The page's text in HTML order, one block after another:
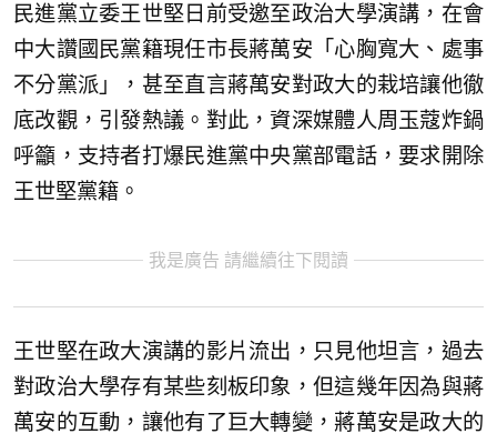
民進黨立委王世堅日前受邀至政治大學演講，在會
中大讚國民黨籍現任市長蔣萬安「心胸寬大、處事
不分黨派」，甚至直言蔣萬安對政大的栽培讓他徹
底改觀，引發熱議。對此，資深媒體人周玉蔻炸鍋
呼籲，支持者打爆民進黨中央黨部電話，要求開除
王世堅黨籍。
我是廣告 請繼續往下閱讀
王世堅在政大演講的影片流出，只見他坦言，過去
對政治大學存有某些刻板印象，但這幾年因為與蔣
萬安的互動，讓他有了巨大轉變，蔣萬安是政大的